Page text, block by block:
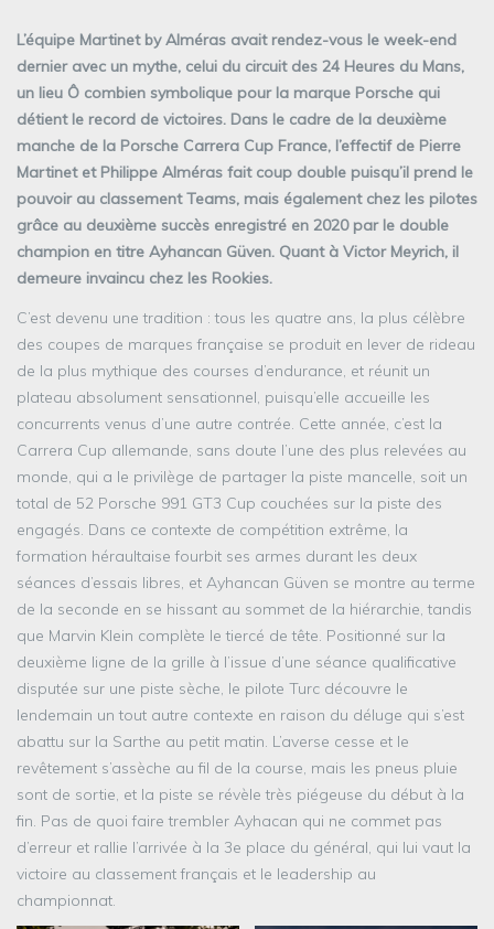
L’équipe Martinet by Alméras avait rendez-vous le week-end
dernier avec un mythe, celui du circuit des 24 Heures du Mans,
un lieu Ô combien symbolique pour la marque Porsche qui
détient le record de victoires. Dans le cadre de la deuxième
manche de la Porsche Carrera Cup France, l’effectif de Pierre
Martinet et Philippe Alméras fait coup double puisqu’il prend le
pouvoir au classement Teams, mais également chez les pilotes
grâce au deuxième succès enregistré en 2020 par le double
champion en titre Ayhancan Güven. Quant à Victor Meyrich, il
demeure invaincu chez les Rookies.
C’est devenu une tradition : tous les quatre ans, la plus célèbre
des coupes de marques française se produit en lever de rideau
de la plus mythique des courses d’endurance, et réunit un
plateau absolument sensationnel, puisqu’elle accueille les
concurrents venus d’une autre contrée. Cette année, c’est la
Carrera Cup allemande, sans doute l’une des plus relevées au
monde, qui a le privilège de partager la piste mancelle, soit un
total de 52 Porsche 991 GT3 Cup couchées sur la piste des
engagés. Dans ce contexte de compétition extrême, la
formation héraultaise fourbit ses armes durant les deux
séances d’essais libres, et Ayhancan Güven se montre au terme
de la seconde en se hissant au sommet de la hiérarchie, tandis
que Marvin Klein complète le tiercé de tête. Positionné sur la
deuxième ligne de la grille à l’issue d’une séance qualificative
disputée sur une piste sèche, le pilote Turc découvre le
lendemain un tout autre contexte en raison du déluge qui s’est
abattu sur la Sarthe au petit matin. L’averse cesse et le
revêtement s’assèche au fil de la course, mais les pneus pluie
sont de sortie, et la piste se révèle très piégeuse du début à la
fin. Pas de quoi faire trembler Ayhacan qui ne commet pas
d’erreur et rallie l’arrivée à la 3e place du général, qui lui vaut la
victoire au classement français et le leadership au
championnat.